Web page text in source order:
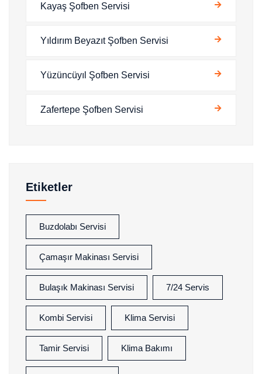
Kayaş Şofben Servisi
Yıldırım Beyazıt Şofben Servisi
Yüzüncüyıl Şofben Servisi
Zafertepe Şofben Servisi
Etiketler
Buzdolabı Servisi
Çamaşır Makinası Servisi
Bulaşık Makinası Servisi 7/24 Servis
Kombi Servisi Klima Servisi
Tamir Servisi Klima Bakımı